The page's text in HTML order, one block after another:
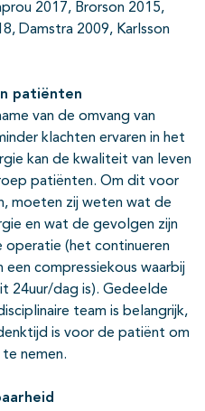
2017, Brorson 2015,
Damstra 2009, Karlsson
patiënten
van de omvang van
klachten ervaren in het
kan de kwaliteit van leven
patiënten. Om dit voor
moeten zij weten wat de
en wat de gevolgen zijn
operatie (het continueren
een compressiekous waarbij
24uur/dag is). Gedeelde
team is belangrijk,
is voor de patiënt om
nemen.